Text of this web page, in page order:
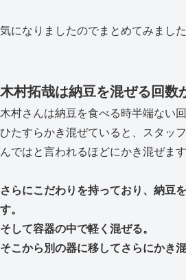
気になりましたのでまとめてみました
木村拓哉は納豆を混ぜる回数
木村さんは納豆を食べる時半端ない
ひたすらかき混ぜていると、スタッ
んではと言われるほどにかき混ぜます
さらにこだわりを持っており、納豆
す。
そして容器の中で軽く混ぜる。
そこから別の器に移してさらにかき混